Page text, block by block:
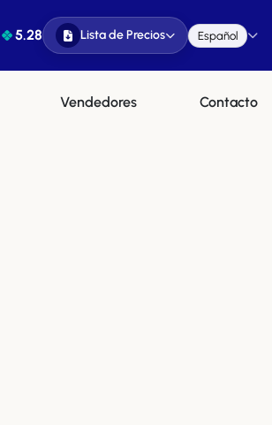
5.28 Lista de Precios Español
Vendedores Contacto